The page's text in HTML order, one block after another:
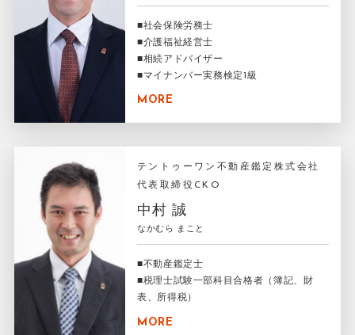
■社会保険労務士
■介護福祉経営士
■相続アドバイザー
■マイナンバー実務検定1級
MORE
テントゥーワン不動産鑑定株式会社
代表取締役CKO
中村 誠
なかむら まこと
■不動産鑑定士
■税理士試験一部科目合格者（簿記、財
表、所得税）
MORE